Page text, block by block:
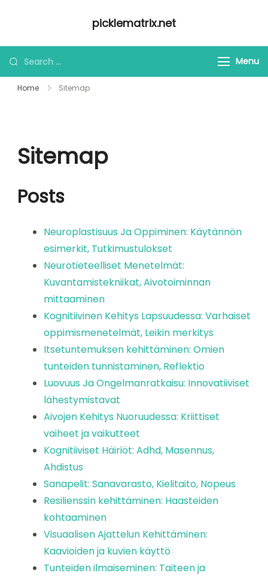
picklematrix.net
Looking
for
Something?
Menu
Home Sitemap
Sitemap
Posts
Neuroplastisuus Ja Oppiminen: Käytännön
esimerkit, Tutkimustulokset
Neurotieteelliset Menetelmät:
Kuvantamistekniikat, Aivotoiminnan
mittaaminen
Kognitiivinen Kehitys Lapsuudessa: Varhaiset
oppimismenetelmät, Leikin merkitys
Itsetuntemuksen kehittäminen: Omien
tunteiden tunnistaminen, Reflektio
Luovuus Ja Ongelmanratkaisu: Innovatiiviset
lähestymistavat
Aivojen Kehitys Nuoruudessa: Kriittiset
vaiheet ja vaikutteet
Kognitiiviset Häiriöt: Adhd, Masennus,
Ahdistus
Sanapelit: Sanavarasto, Kielitaito, Nopeus
Resilienssin kehittäminen: Haasteiden
kohtaaminen
Visuaalisen Ajattelun Kehittäminen:
Kaavioiden ja kuvien käyttö
Tunteiden ilmaiseminen: Taiteen ja